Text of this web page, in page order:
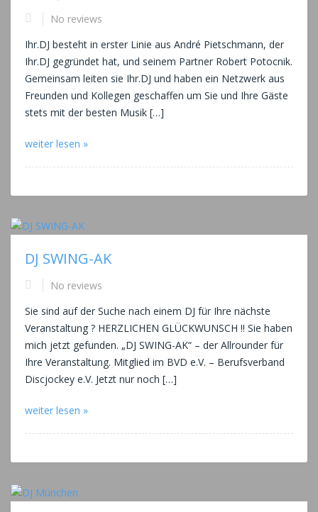
No reviews
Ihr.DJ besteht in erster Linie aus André Pietschmann, der
Ihr.DJ gegründet hat, und seinem Partner Robert Potocnik.
Gemeinsam leiten sie Ihr.DJ und haben ein Netzwerk aus
Freunden und Kollegen geschaffen um Sie und Ihre Gäste
stets mit der besten Musik […]
weiter lesen »
DJ SWING-AK
No reviews
Sie sind auf der Suche nach einem DJ für Ihre nächste
Veranstaltung ? HERZLICHEN GLÜCKWUNSCH !! Sie haben
mich jetzt gefunden. „DJ SWING-AK“ – der Allrounder für
Ihre Veranstaltung. Mitglied im BVD e.V. – Berufsverband
Discjockey e.V. Jetzt nur noch […]
weiter lesen »